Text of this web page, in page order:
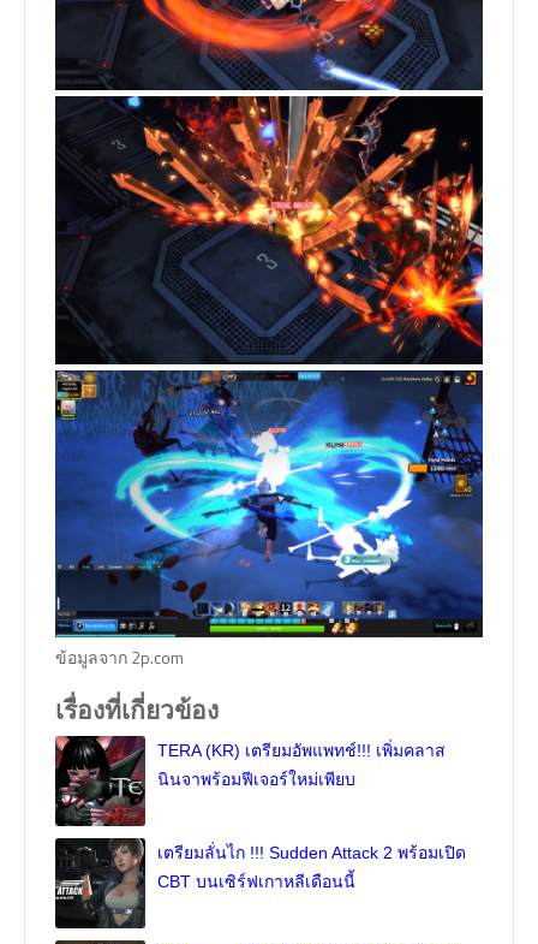
ข้อมูลจาก 2p.com
เรื่องที่เกี่ยวข้อง
TERA (KR) เตรียมอัพแพทช์!!! เพิ่มคลาส
นินจาพร้อมฟีเจอร์ใหม่เพียบ
เตรียมลั่นไก !!! Sudden Attack 2 พร้อมเปิด
CBT บนเซิร์ฟเกาหลีเดือนนี้